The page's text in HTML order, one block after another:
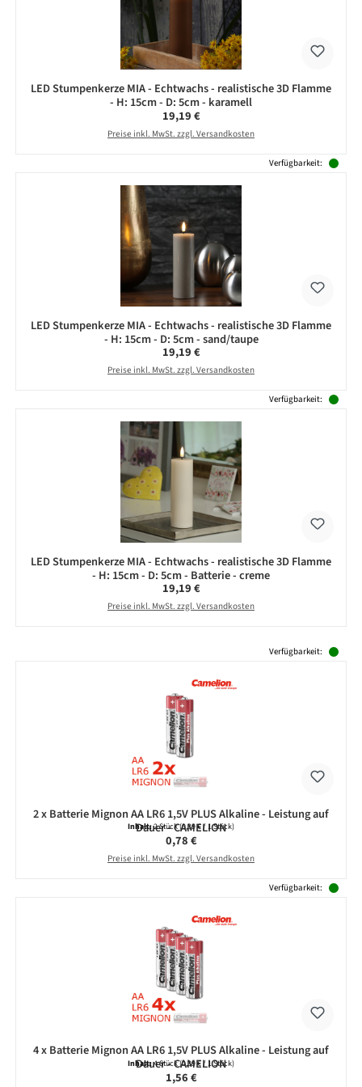
LED Stumpenkerze MIA - Echtwachs - realistische 3D Flamme
- H: 15cm - D: 5cm - karamell
Regulärer Preis:
19,19 €
Preise inkl. MwSt. zzgl. Versandkosten
Verfügbarkeit:
LED Stumpenkerze MIA - Echtwachs - realistische 3D Flamme
- H: 15cm - D: 5cm - sand/taupe
Regulärer Preis:
19,19 €
Preise inkl. MwSt. zzgl. Versandkosten
Verfügbarkeit:
LED Stumpenkerze MIA - Echtwachs - realistische 3D Flamme
- H: 15cm - D: 5cm - Batterie - creme
Regulärer Preis:
19,19 €
Preise inkl. MwSt. zzgl. Versandkosten
Verfügbarkeit:
2 x Batterie Mignon AA LR6 1,5V PLUS Alkaline - Leistung auf
Dauer - CAMELION
Inhalt:2 Stück(0,39 € / 1 Stück)
Regulärer Preis:
0,78 €
Preise inkl. MwSt. zzgl. Versandkosten
Verfügbarkeit:
4 x Batterie Mignon AA LR6 1,5V PLUS Alkaline - Leistung auf
Dauer - CAMELION
Inhalt:4 Stück(0,39 € / 1 Stück)
Regulärer Preis:
1,56 €